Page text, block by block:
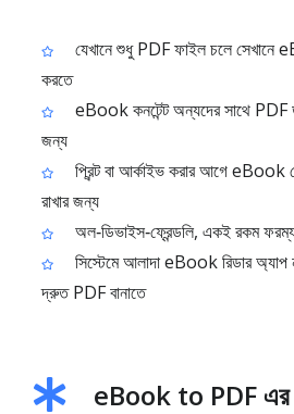
যেখানে শুধু PDF ফাইল চলে সেখানে
করতে
eBook কনটেন্ট অন্যদের সাথে PDF
জন্য
প্রিন্ট বা আর্কাইভ করার আগে eBook
রাখার জন্য
অল‑ডিভাইস‑ফ্রেন্ডলি, একই রকম
সিস্টেমে আলাদা eBook রিডার
দ্রুত PDF বানাতে
eBook to PDF এর